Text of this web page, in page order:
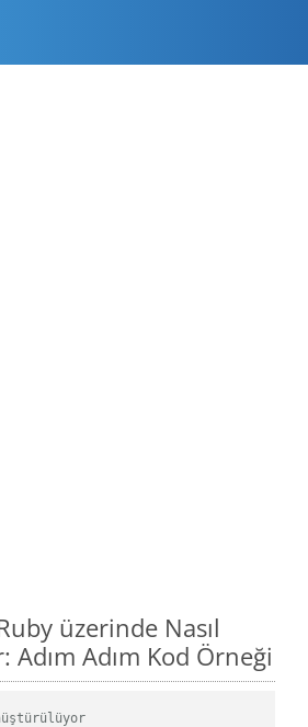
üzerinde Nasıl
Adım Kod Örneği